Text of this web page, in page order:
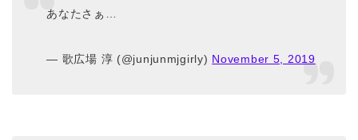
あなたさぁ…
— 歌広場 淳 (@junjunmjgirly) November 5, 2019